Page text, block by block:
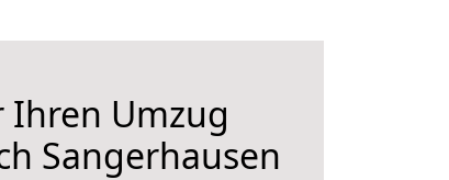
Ihren Umzug
Sangerhausen